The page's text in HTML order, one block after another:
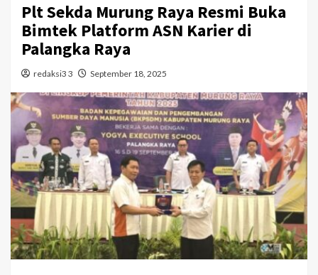
Plt Sekda Murung Raya Resmi Buka
Bimtek Platform ASN Karier di
Palangka Raya
redaksi3 3 September 18, 2025